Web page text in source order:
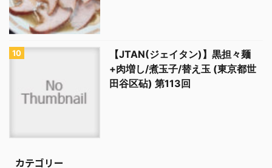
【JTAN(ジェイタン)】黒担々麺
+肉増し/煮玉子/替え玉 (東京都世
田谷区砧) 第113回
カテゴリー